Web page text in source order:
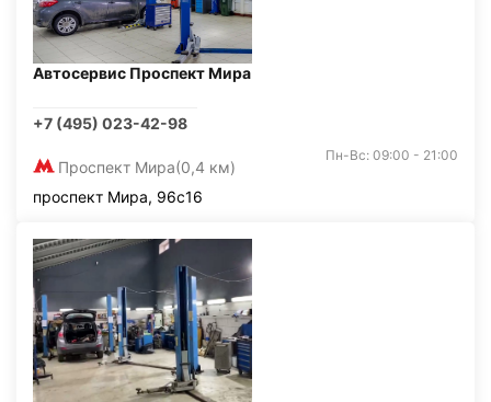
Автосервис Проспект Мира
+7 (495) 023-42-98
Проспект Мира(0,4 км)
Пн-Вс: 09:00 - 21:00
проспект Мира, 96с16